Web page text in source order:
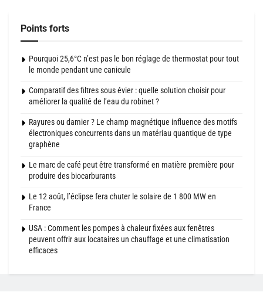
Points forts
Pourquoi 25,6°C n’est pas le bon réglage de thermostat pour tout
le monde pendant une canicule
Comparatif des filtres sous évier : quelle solution choisir pour
améliorer la qualité de l’eau du robinet ?
Rayures ou damier ? Le champ magnétique influence des motifs
électroniques concurrents dans un matériau quantique de type
graphène
Le marc de café peut être transformé en matière première pour
produire des biocarburants
Le 12 août, l’éclipse fera chuter le solaire de 1 800 MW en
France
USA : Comment les pompes à chaleur fixées aux fenêtres
peuvent offrir aux locataires un chauffage et une climatisation
efficaces